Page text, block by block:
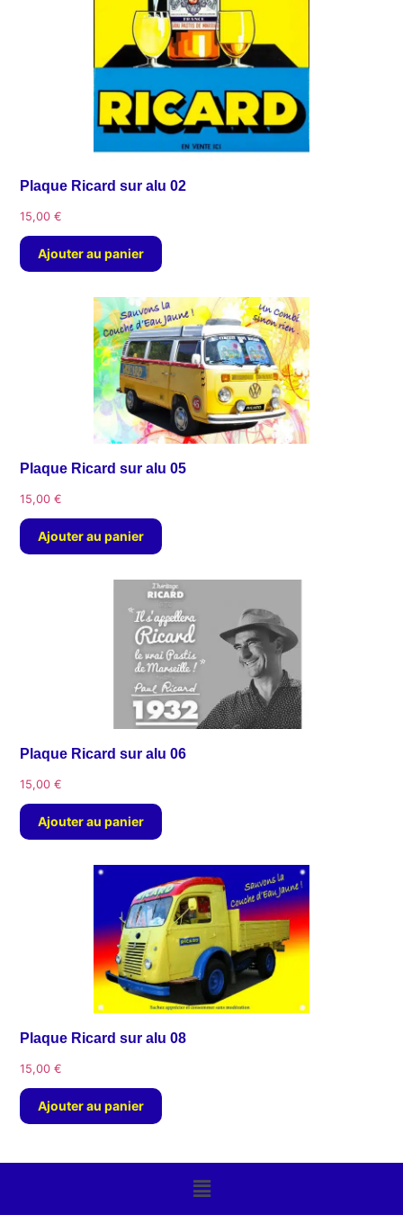
Plaque Ricard sur alu 02
15,00 €
Ajouter au panier
Plaque Ricard sur alu 05
15,00 €
Ajouter au panier
Plaque Ricard sur alu 06
15,00 €
Ajouter au panier
Plaque Ricard sur alu 08
15,00 €
Ajouter au panier